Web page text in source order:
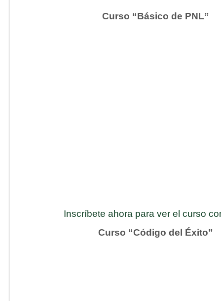
Curso “Básico de PNL”
Inscríbete ahora para ver el curso
Curso “Código del Éxito”